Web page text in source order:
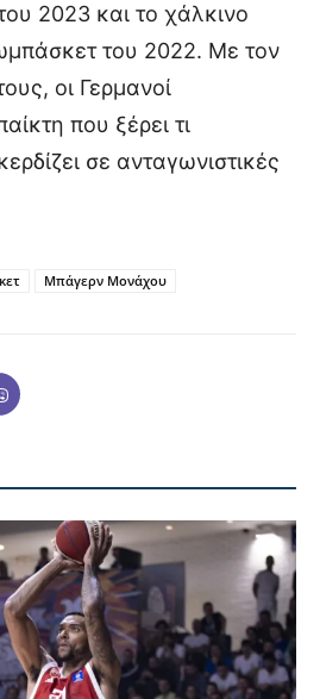
2023 και το χάλκινο
του 2022. Με τον
οι Γερμανοί
που ξέρει τι
σε ανταγωνιστικές
Μπάγερν Μονάχου